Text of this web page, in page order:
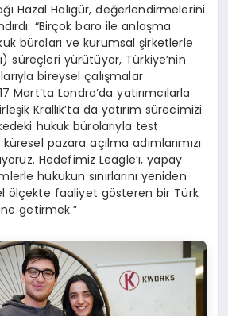
Hazal Halıgür, değerlendirmelerini
“Birçok baro ile anlaşma
büroları ve kurumsal şirketlerle
süreçleri yürütüyor, Türkiye’nin
bireysel çalışmalar
Mart’ta Londra’da yatırımcılarla
Krallık’ta da yatırım sürecimizi
hukuk bürolarıyla test
pazara açılma adımlarımızı
Hedefimiz Leagle’ı, yapay
hukukun sınırlarını yeniden
ölçekte faaliyet gösteren bir Türk
getirmek.”